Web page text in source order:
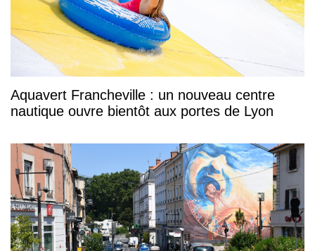
Aquavert Francheville : un nouveau centre
nautique ouvre bientôt aux portes de Lyon